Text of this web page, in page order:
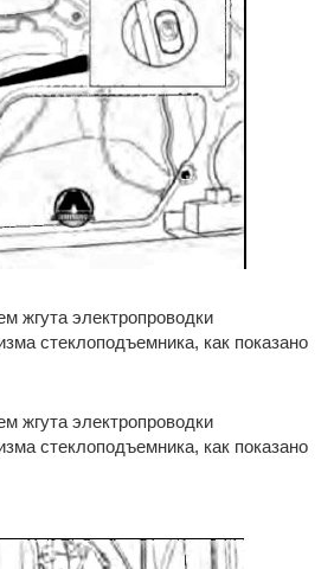
жгута электропроводки
стеклоподъемника, как показано
жгута электропроводки
стеклоподъемника, как показано